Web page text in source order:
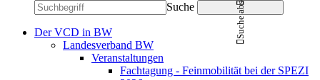
Suche
Der VCD in BW
Landesverband BW
Veranstaltungen
Fachtagung - Feinmobilität bei der SPEZI